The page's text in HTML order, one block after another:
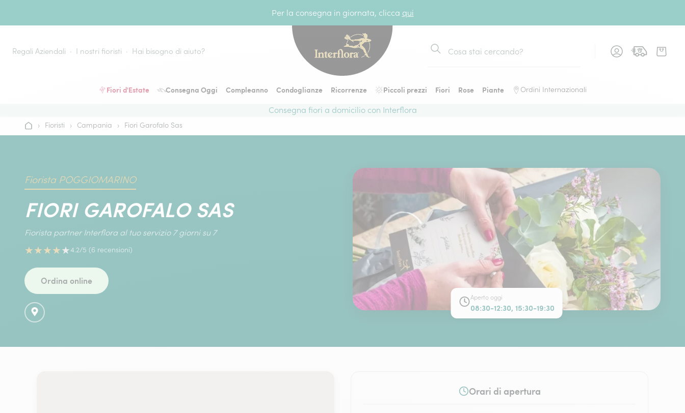
Per la consegna in giornata, clicca qui
Regali Aziendali I nostri fioristi Hai bisogno di aiuto?
Cerca
Fiori d'Estate Consegna Oggi Compleanno Condoglianze Ricorrenze Piccoli prezzi Fiori Rose Piante Ordini Internazionali
Consegna fiori a domicilio con Interflora
Home› Fioristi › Campania › Fiori Garofalo Sas
Fiorista POGGIOMARINO
FIORI GAROFALO SAS
Fiorista partner Interflora al tuo servizio 7 giorni su 7
★★★★★4.2/5 (6 recensioni)
Ordina online
Aperto oggi
08:30-12:30, 15:30-19:30
Orari di apertura